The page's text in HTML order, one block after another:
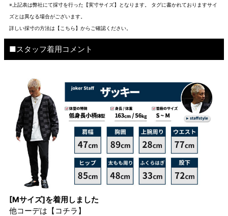
※上記表は弊社にて採寸を行った【実寸サイズ】となります。 タグに書かれておりますサイ
ズとは異なる場合がございます。
詳しい採寸の方法は 【こちら】から ご確認ください。
■スタッフ着用コメント
[Mサイズ]を着用しました
他コーデは 【コチラ】